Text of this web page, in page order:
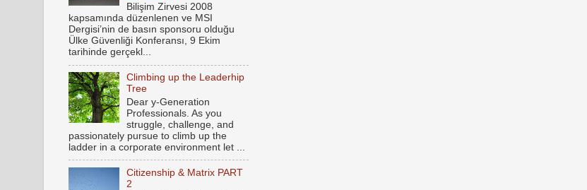
Bilişim Zirvesi 2008
kapsamında düzenlenen ve MSI
Dergisi’nin de basın sponsoru olduğu
Ülke Güvenliği Konferansı, 9 Ekim
tarihinde gerçekl...
Climbing up the Leaderhip
Tree
Dear y-Generation
Professionals. As you
struggle, challenge, and
passionately pursue to climb up the
ladder in a corporate environment let ...
Citizenship & Matrix PART
2